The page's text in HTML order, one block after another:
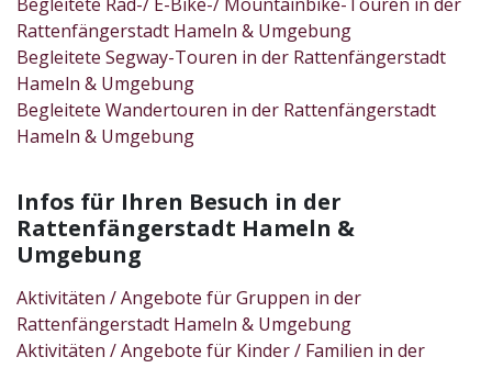
Rattenfängerstadt Hameln & Umgebung
Begleitete Segway-Touren in der Rattenfängerstadt
Hameln & Umgebung
Begleitete Wandertouren in der Rattenfängerstadt
Hameln & Umgebung
Infos für Ihren Besuch in der
Rattenfängerstadt Hameln &
Umgebung
Aktivitäten / Angebote für Gruppen in der
Rattenfängerstadt Hameln & Umgebung
Aktivitäten / Angebote für Kinder / Familien in der